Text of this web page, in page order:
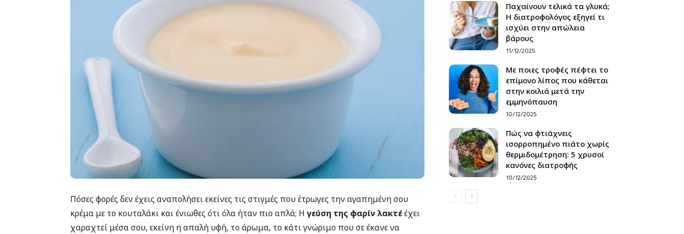
Πόσες φορές δεν έχεις αναπολήσει εκείνες τις στιγμές που έτρωγες την αγαπημένη σου
κρέμα με το κουταλάκι και ένιωθες ότι όλα ήταν πιο απλά; Η γεύση της φαρίν λακτέέχει
χαραχτεί μέσα σου, εκείνη η απαλή υφή, το άρωμα, το κάτι γνώριμο που σε έκανε να
Παχαίνουν τελικά τα γλυκά;
Η διατροφολόγος εξηγεί τι
ισχύει στην απώλεια
βάρους
11/12/2025
Με ποιες τροφές πέφτει το
επίμονο λίπος που κάθεται
στην κοιλιά μετά την
εμμηνόπαυση
10/12/2025
Πώς να φτιάχνεις
ισορροπημένο πιάτο χωρίς
θερμιδομέτρηση: 5 χρυσοί
κανόνες διατροφής
10/12/2025